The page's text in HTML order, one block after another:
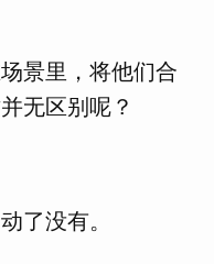
景里，将他们合
无区别呢？
了没有。